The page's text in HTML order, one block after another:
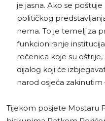
je jasna. Ako se
političkog
nema. To je temelj za
funkcioniranje
rečenica koje su
dijalog koji će
narod osjeća zakinutim
Tijekom posjete Mostaru